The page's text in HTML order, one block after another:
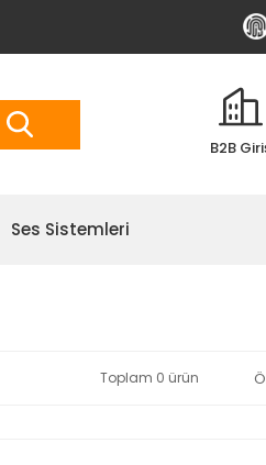
B2B
Ses Sistemleri
Toplam 0 ürün